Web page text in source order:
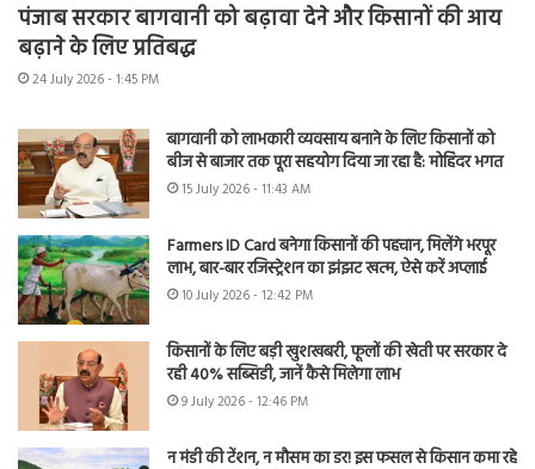
पंजाब सरकार बागवानी को बढ़ावा देने और किसानों की आय
बढ़ाने के लिए प्रतिबद्ध
24 July 2026 - 1:45 PM
बागवानी को लाभकारी व्यवसाय बनाने के लिए किसानों को
बीज से बाजार तक पूरा सहयोग दिया जा रहा है: मोहिंदर भगत
15 July 2026 - 11:43 AM
Farmers ID Card बनेगा किसानों की पहचान, मिलेंगे भरपूर
लाभ, बार-बार रजिस्ट्रेशन का झंझट खत्म, ऐसे करें अप्लाई
10 July 2026 - 12:42 PM
किसानों के लिए बड़ी खुशखबरी, फूलों की खेती पर सरकार दे
रही 40% सब्सिडी, जानें कैसे मिलेगा लाभ
9 July 2026 - 12:46 PM
न मंडी की टेंशन, न मौसम का डर! इस फसल से किसान कमा रहे